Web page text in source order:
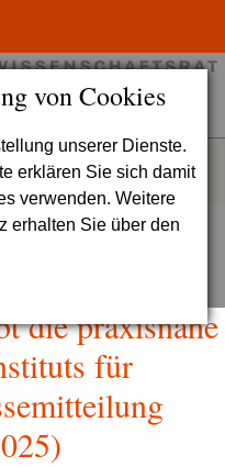
von Cookies
unserer Dienste.
erklären Sie sich damit
verwenden. Weitere
erhalten Sie über den
zur
Bildung |
die praxisnahe
für